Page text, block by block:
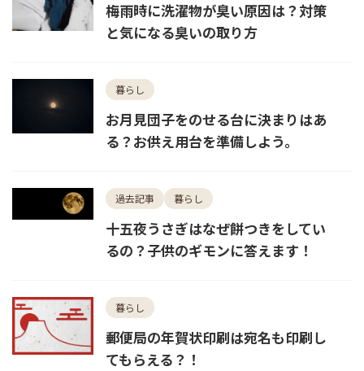
梅雨時に洗濯物が臭い原因は？対策
と気になる臭いの取り方
暮らし
お月見団子をのせる台に決まりはあ
る？お供え用台を準備しよう。
過去記事 暮らし
十五夜うさぎはなぜ餅つきをしてい
るの？子供のギモンに答えます！
暮らし
郵便局の年賀状印刷は宛名も印刷し
てもらえる？！